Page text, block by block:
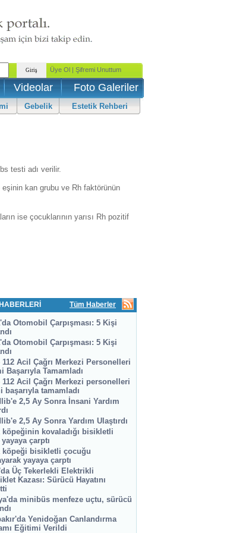
Videolar Foto Galeriler
Gebelik Estetik Rehberi
testi adı verilir.
eşinin kan grubu ve Rh faktörünün
ise çocuklarının yarısı Rh pozitif
Tüm Haberler
Otomobil Çarpışması: 5 Kişi
Otomobil Çarpışması: 5 Kişi
112 Acil Çağrı Merkezi Personelleri
Başarıyla Tamamladı
112 Acil Çağrı Merkezi personelleri
başarıyla tamamladı
2,5 Ay Sonra İnsani Yardım
2,5 Ay Sonra Yardım Ulaştırdı
köpeğinin kovaladığı bisikletli
çarptı
köpeği bisikletli çocuğu
yayaya çarptı
Üç Tekerlekli Elektrikli
Kazası: Sürücü Hayatını
minibüs menfeze uçtu, sürücü
Yenidoğan Canlandırma
Eğitimi Verildi